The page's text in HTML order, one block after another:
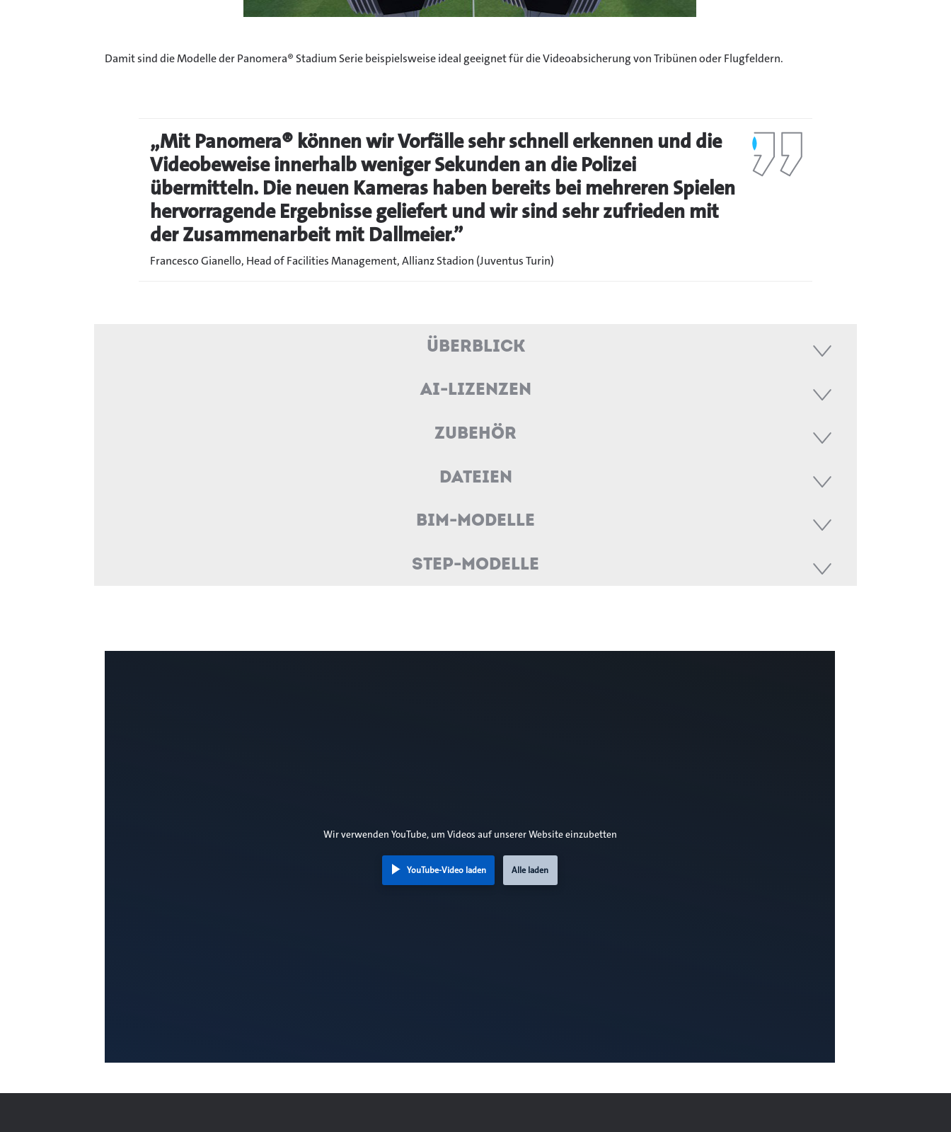
Damit sind die Modelle der Panomera® Stadium Serie beispielsweise ideal geeignet für die Videoabsicherung von Tribünen oder Flugfeldern.
„Mit Panomera® können wir Vorfälle sehr schnell erkennen und die
Videobeweise innerhalb weniger Sekunden an die Polizei
übermitteln. Die neuen Kameras haben bereits bei mehreren Spielen
hervorragende Ergebnisse geliefert und wir sind sehr zufrieden mit
der Zusammenarbeit mit Dallmeier.”
Francesco Gianello, Head of Facilities Management, Allianz Stadion (Juventus Turin)
Überblick
AI-Lizenzen
Zubehör
Dateien
BIM-Modelle
STEP-Modelle
Wir verwenden YouTube, um Videos auf unserer Website einzubetten
YouTube-Video laden Alle laden